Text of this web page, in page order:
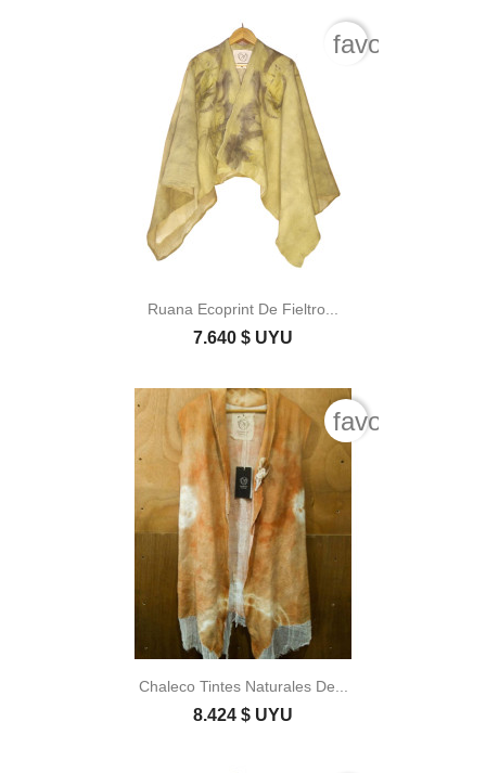
Ruana Ecoprint De Fieltro...
7.640 $ UYU
Chaleco Tintes Naturales De...
8.424 $ UYU